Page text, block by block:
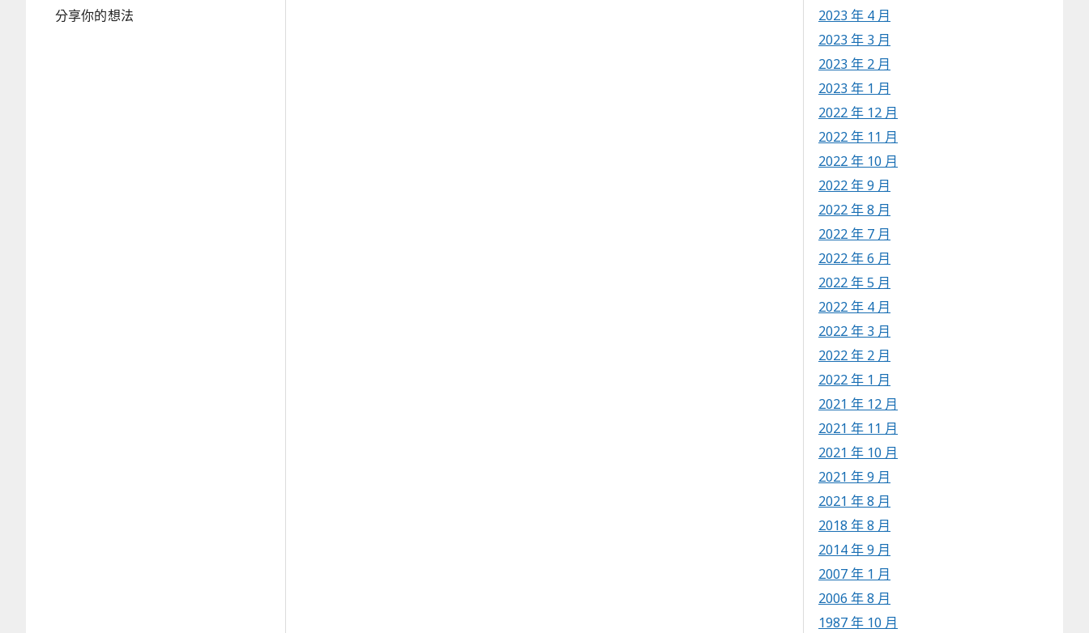
分享你的想法
2023 年 4 月
2023 年 3 月
2023 年 2 月
2023 年 1 月
2022 年 12 月
2022 年 11 月
2022 年 10 月
2022 年 9 月
2022 年 8 月
2022 年 7 月
2022 年 6 月
2022 年 5 月
2022 年 4 月
2022 年 3 月
2022 年 2 月
2022 年 1 月
2021 年 12 月
2021 年 11 月
2021 年 10 月
2021 年 9 月
2021 年 8 月
2018 年 8 月
2014 年 9 月
2007 年 1 月
2006 年 8 月
1987 年 10 月